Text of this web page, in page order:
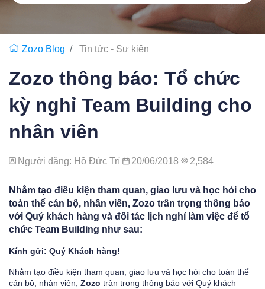
Zozo Blog Tin tức - Sự kiện
Zozo thông báo: Tổ chức
kỳ nghỉ Team Building cho
nhân viên
Người đăng: Hồ Đức Trí 20/06/2018 2,584
Nhằm tạo điều kiện tham quan, giao lưu và học hỏi cho
toàn thể cán bộ, nhân viên, Zozo trân trọng thông báo
với Quý khách hàng và đối tác lịch nghỉ làm việc để tổ
chức Team Building như sau:
Kính gửi: Quý Khách hàng!
Nhằm tạo điều kiện tham quan, giao lưu và học hỏi cho toàn thể
cán bộ, nhân viên, Zozo trân trọng thông báo với Quý khách